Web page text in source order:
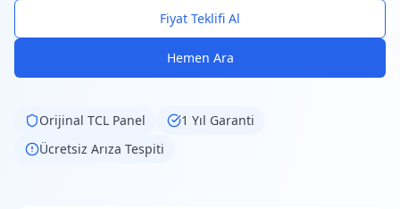
Fiyat Teklifi Al
Hemen Ara
Orijinal TCL Panel
1 Yıl Garanti
Ücretsiz Arıza Tespiti